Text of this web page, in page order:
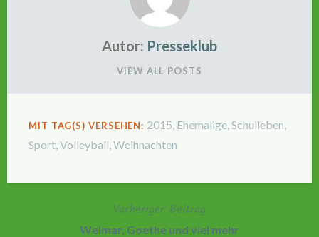
Autor: Presseklub
VIEW ALL POSTS
MIT TAG(S) VERSEHEN: 2015, Ehemalige,Schulleben,
Sport,Volleyball,Weihnachten
BeitragsnavigationVorheriger Beitrag
Weimar, Goethe und viel mehr